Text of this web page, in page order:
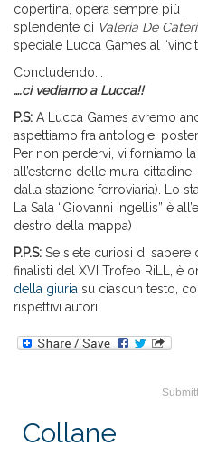
copertina, opera sempre più
splendente di Valeria De
speciale Lucca Games al
Concludendo...
….ci vediamo a Lucca!!
P.S: A Lucca Games avremo
aspettiamo fra antologie,
Per non perdervi, vi forniamo la
all’esterno delle mura
dalla stazione ferroviaria). Lo
La Sala “Giovanni Ingellis” è
destro della mappa)
P.P.S: Se siete curiosi di sapere
finalisti del XVI Trofeo RiLL, è
della giuria su ciascun testo,
rispettivi autori.
Collane